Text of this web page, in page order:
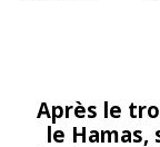
Après le
le Hamas,